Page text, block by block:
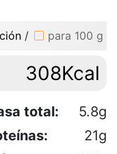
/ para 100 g
308Kcal
total:
5.8g
21g